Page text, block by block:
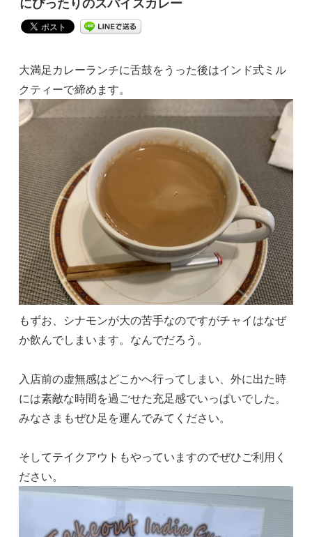
大満足カレーランチに舌鼓をうった後はインド式ミル
クティーで締めます。
もずお、シナモンが大の苦手なのですがチャイはなぜ
か飲んでしまいます。なんでだろう。
入店前の虚無感はどこかへ行ってしまい、外に出た時
には素敵な時間を過ごせた充足感でいっぱいでした。
みなさまもぜひ足を運んでみてください。
そしてテイクアウトもやっていますのでぜひご利用く
ださい。